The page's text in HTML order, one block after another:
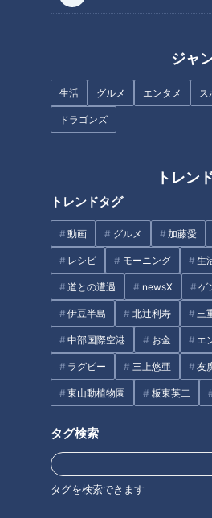
ジャ
生活 グルメ エンタメ ス
ドラゴンズ
トレン
トレンドタグ
動画 グルメ 加藤愛
レシピ モーニング 生
道との遭遇 newsX ゲ
伊豆半島 北辻利寿 三
中部国際空港 お金 エ
ラグビー 三上悠亜 友
東山動植物園 板東英二
タグ検索
タグを検索できます
フランス人は菓子店「シャトレ
ゅう
ま
ット
愛車を自室に持ち込める25億円
ションが即完売 名古屋では「バ
ブル期を超えた」
グルメ チャント！
愛されフード
番組紹介
チャント！
身近な生活情報から芸能、どこよりも
海3県にとことん寄り添う新しい報道